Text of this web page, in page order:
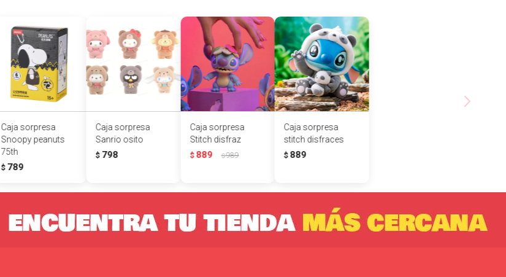
Caja sorpresa
Snoopy peanuts
75th
$ 789
Caja sorpresa
Sanrio osito
$ 798
Caja sorpresa
Stitch disfraz
$ 889 $989
Caja sorpresa
stitch disfraces
$ 889